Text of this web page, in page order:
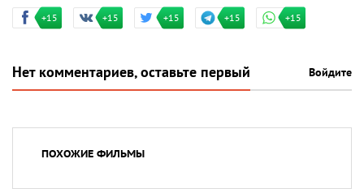
+15 +15 +15 +15 +15
Нет комментариев, оставьте первый Войдите
ПОХОЖИЕ ФИЛЬМЫ